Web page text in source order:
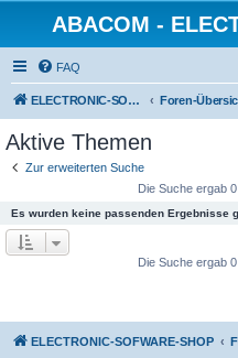
ABACOM -
FAQ
ELECTRONIC-SOFWARE-SHOP Foren-
Aktive Themen
Zur erweiterten Suche
Die Suche ergab
Es wurden keine passenden Ergebnisse
Die Suche ergab
ELECTRONIC-SOFWARE-SHOP